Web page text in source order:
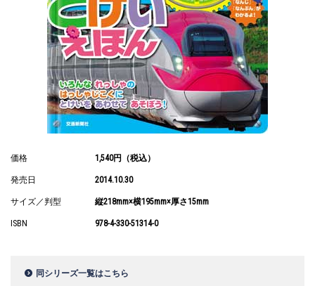
価格 1,540円（税込）
発売日 2014.10.30
サイズ／判型 縦218mm×横195mm×厚さ15mm
ISBN 978-4-330-51314-0
同シリーズ一覧はこちら